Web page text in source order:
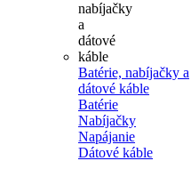
Batérie, nabíjačky a
dátové káble
Batérie
Nabíjačky
Napájanie
Dátové káble